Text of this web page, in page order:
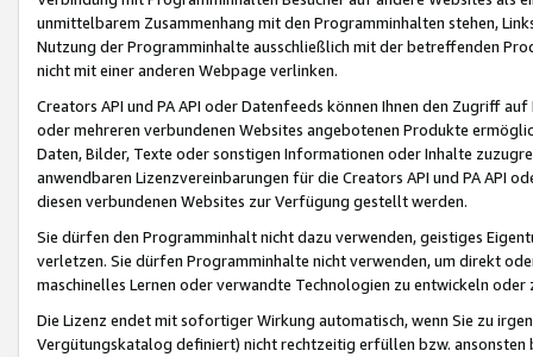
unmittelbarem Zusammenhang mit den Programminhalten stehen,
Nutzung der Programminhalte ausschließlich mit der betreffenden
nicht mit einer anderen Webpage verlinken.
Creators API und PA API oder Datenfeeds können Ihnen den Zugriff
oder mehreren verbundenen Websites angebotenen Produkte
Daten, Bilder, Texte oder sonstigen Informationen oder Inhalte
anwendbaren Lizenzvereinbarungen für die Creators API und PA API
diesen verbundenen Websites zur Verfügung gestellt werden.
Sie dürfen den Programminhalt nicht dazu verwenden, geistiges
verletzen. Sie dürfen Programminhalte nicht verwenden, um direkt
maschinelles Lernen oder verwandte Technologien zu entwickeln
Die Lizenz endet mit sofortiger Wirkung automatisch, wenn Sie zu
Vergütungskatalog definiert) nicht rechtzeitig erfüllen bzw. ansonsten